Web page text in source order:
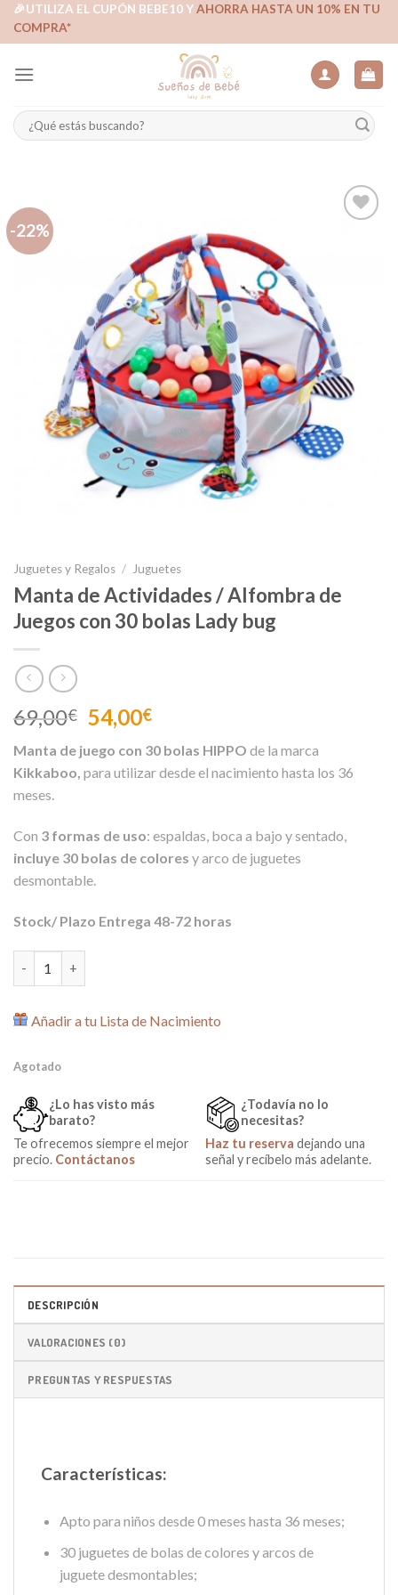
Skip🎉UTILIZA EL CUPÓN BEBE10 YAHORRA HASTA UN 10% EN TU
COMPRA*
Buscar
por:
-22%
Juguetes y Regalos / Juguetes
Manta de Actividades / Alfombra de
Juegos con 30 bolas Lady bug
69,00€ El
precio
original
era:
54,00€El
actual
es:
Manta de juego con 30 bolas HIPPO de la marca
Kikkaboo, para utilizar desde el nacimiento hasta los 36
meses.
Con 3 formas de uso: espaldas, boca a bajo y sentado,
incluye 30 bolas de colores y arco de juguetes
desmontable.
Stock/ Plazo Entrega 48-72 horas
Añadir a tu Lista de Nacimiento
Agotado
¿Lo has visto más
barato?
Te ofrecemos siempre el mejor
precio. Contáctanos
¿Todavía no lo
necesitas?
Haz tu reserva dejando una
señal y recíbelo más adelante.
DESCRIPCIÓN
VALORACIONES (0)
PREGUNTAS Y RESPUESTAS
Características:
Apto para niños desde 0 meses hasta 36 meses;
30 juguetes de bolas de colores y arcos de
juguete desmontables;